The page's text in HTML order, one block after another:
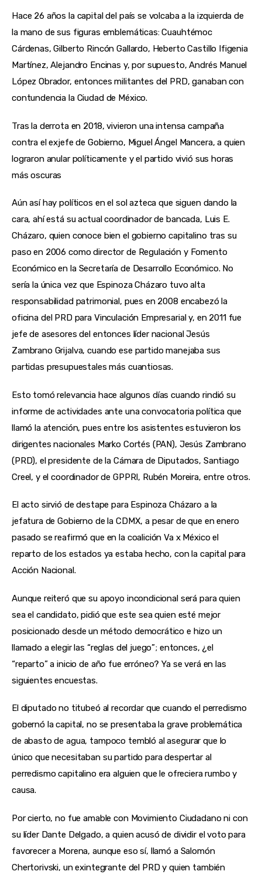
Hace 26 años la capital del país se volcaba a la izquierda de
la mano de sus figuras emblemáticas: Cuauhtémoc
Cárdenas, Gilberto Rincón Gallardo, Heberto Castillo Ifigenia
Martínez, Alejandro Encinas y, por supuesto, Andrés Manuel
López Obrador, entonces militantes del PRD, ganaban con
contundencia la Ciudad de México.
Tras la derrota en 2018, vivieron una intensa campaña
contra el exjefe de Gobierno, Miguel Ángel Mancera, a quien
lograron anular políticamente y el partido vivió sus horas
más oscuras
Aún así hay políticos en el sol azteca que siguen dando la
cara, ahí está su actual coordinador de bancada, Luis E.
Cházaro, quien conoce bien el gobierno capitalino tras su
paso en 2006 como director de Regulación y Fomento
Económico en la Secretaría de Desarrollo Económico. No
sería la única vez que Espinoza Cházaro tuvo alta
responsabilidad patrimonial, pues en 2008 encabezó la
oficina del PRD para Vinculación Empresarial y, en 2011 fue
jefe de asesores del entonces líder nacional Jesús
Zambrano Grijalva, cuando ese partido manejaba sus
partidas presupuestales más cuantiosas.
Esto tomó relevancia hace algunos días cuando rindió su
informe de actividades ante una convocatoria política que
llamó la atención, pues entre los asistentes estuvieron los
dirigentes nacionales Marko Cortés (PAN), Jesús Zambrano
(PRD), el presidente de la Cámara de Diputados, Santiago
Creel, y el coordinador de GPPRI, Rubén Moreira, entre otros.
El acto sirvió de destape para Espinoza Cházaro a la
jefatura de Gobierno de la CDMX, a pesar de que en enero
pasado se reafirmó que en la coalición Va x México el
reparto de los estados ya estaba hecho, con la capital para
Acción Nacional.
Aunque reiteró que su apoyo incondicional será para quien
sea el candidato, pidió que este sea quien esté mejor
posicionado desde un método democrático e hizo un
llamado a elegir las “reglas del juego”; entonces, ¿el
“reparto” a inicio de año fue erróneo? Ya se verá en las
siguientes encuestas.
El diputado no titubeó al recordar que cuando el perredismo
gobernó la capital, no se presentaba la grave problemática
de abasto de agua, tampoco tembló al asegurar que lo
único que necesitaban su partido para despertar al
perredismo capitalino era alguien que le ofreciera rumbo y
causa.
Por cierto, no fue amable con Movimiento Ciudadano ni con
su líder Dante Delgado, a quien acusó de dividir el voto para
favorecer a Morena, aunque eso sí, llamó a Salomón
Chertorivski, un exintegrante del PRD y quien también